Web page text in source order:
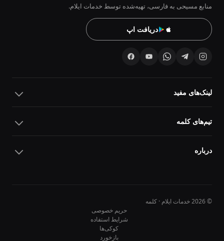
منابع مسیحی به فارسی، تهیه‌شده توسط خدمات ایلام.
دریافت اپ
لینک‌های مفید
تیم‌های کلمه
درباره
© 2026 خدمات ایلام · کلمه
حریم خصوصی
شرایط استفاده
کوکی‌ها
بازخورد
10